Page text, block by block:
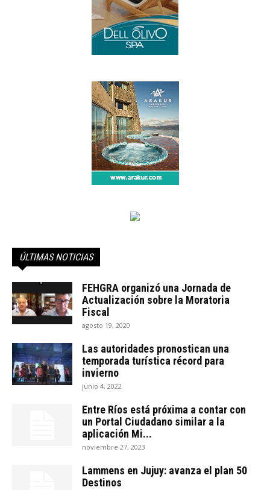
ÚLTIMAS NOTICIAS
FEHGRA organizó una Jornada de
Actualización sobre la Moratoria
Fiscal
agosto 19, 2020
Las autoridades pronostican una
temporada turística récord para
invierno
junio 4, 2022
Entre Ríos está próxima a contar con
un Portal Ciudadano similar a la
aplicación Mi...
noviembre 27, 2023
Lammens en Jujuy: avanza el plan 50
Destinos